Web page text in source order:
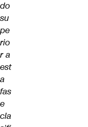
do
su
pe
rio
r a
est
a
fas
e
cla